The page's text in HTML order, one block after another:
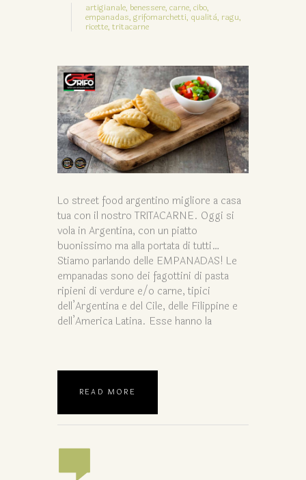
artigianale, benessere, carne, cibo,
empanadas, grifomarchetti, qualità, ragu,
ricette, tritacarne
Lo street food argentino migliore a casa
tua con il nostro TRITACARNE. Oggi si
vola in Argentina, con un piatto
buonissimo ma alla portata di tutti…
Stiamo parlando delle EMPANADAS! Le
empanadas sono dei fagottini di pasta
ripieni di verdure e/o carne, tipici
dell’Argentina e del Cile, delle Filippine e
dell’America Latina. Esse hanno la
READ MORE